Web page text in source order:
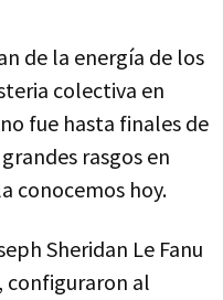
de la energía de los
colectiva en
fue hasta finales de
rasgos en
conocemos hoy.
Sheridan Le Fanu
configuraron al